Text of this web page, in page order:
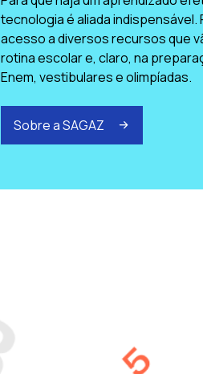
tecnologia é aliada indispensável.
acesso a diversos recursos que
rotina escolar e, claro, na
Enem, vestibulares e olimpíadas.
Sobre a SAGAZ